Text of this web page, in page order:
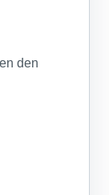
den